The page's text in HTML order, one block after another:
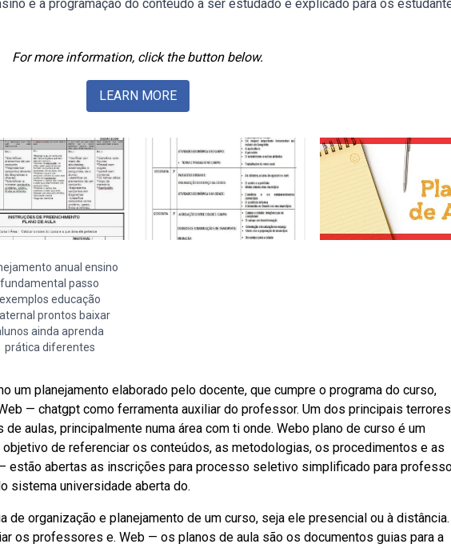
é a programação do conteúdo a ser estudado e explicado para os
For more information, click the button below.
LEARN MORE
anual ensino
fundamental passo
exemplos educação
prontos baixar
ainda aprenda
prática diferentes
um planejamento elaborado pelo docente, que cumpre o programa do curso,
— chatgpt como ferramenta auxiliar do professor. Um dos principais
aulas, principalmente numa área com ti onde. Webo plano de curso é um
de referenciar os conteúdos, as metodologias, os procedimentos e as
estão abertas as inscrições para processo seletivo simplificado para
sistema universidade aberta do.
de organização e planejamento de um curso, seja ele presencial ou à
os professores e. Web — os planos de aula são os documentos guias para a